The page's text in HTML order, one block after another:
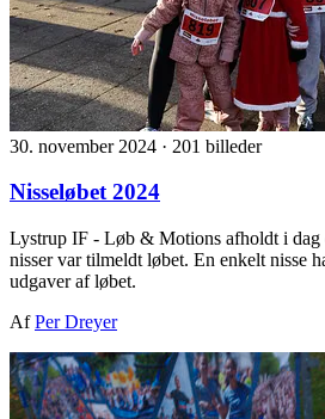
30. november 2024 · 201 billeder
Nisseløbet 2024
Lystrup IF - Løb & Motions afholdt i dag
nisser var tilmeldt løbet. En enkelt nisse
udgaver af løbet.
AfPer Dreyer